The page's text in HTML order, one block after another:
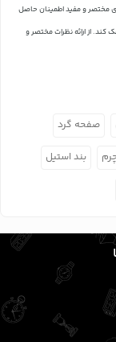
کاراکتر باشند تا از محتوای مختصر و مفید اطمینان حاصل
کند.از ارائه نظرات مختصر و
صفحه گرد
بند استیل